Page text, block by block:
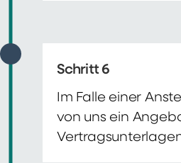
Schritt 6
Im Falle einer
von uns ein